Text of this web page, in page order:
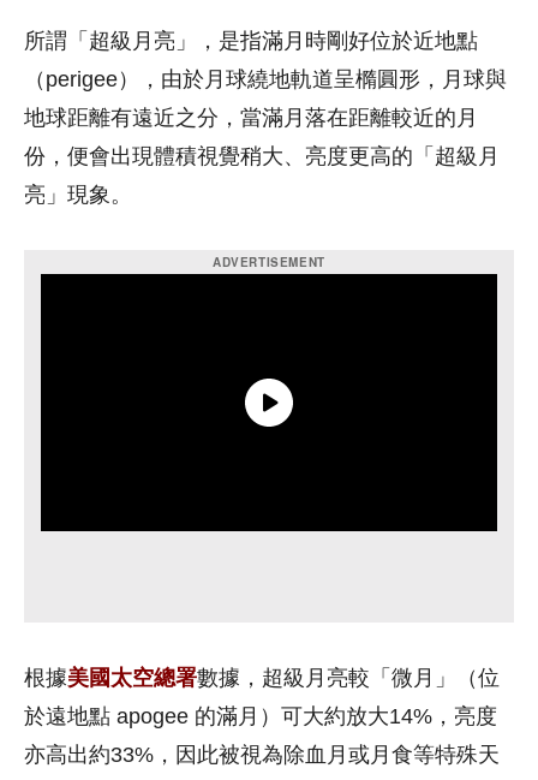
所謂「超級月亮」，是指滿月時剛好位於近地點
（perigee），由於月球繞地軌道呈橢圓形，月球與
地球距離有遠近之分，當滿月落在距離較近的月
份，便會出現體積視覺稍大、亮度更高的「超級月
亮」現象。
根據美國太空總署數據，超級月亮較「微月」（位
於遠地點 apogee 的滿月）可大約放大14%，亮度
亦高出約33%，因此被視為除血月或月食等特殊天